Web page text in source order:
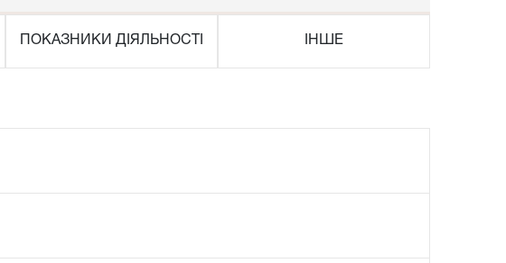
ПОКАЗНИКИ ДІЯЛЬНОСТІ ІНШЕ